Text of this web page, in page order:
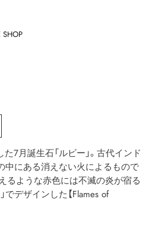
SHOP
7月誕生石「ルビー」。古代インド
中にある消えない火によるもので
るような赤色には不滅の炎が宿る
でデザインした【Flames of